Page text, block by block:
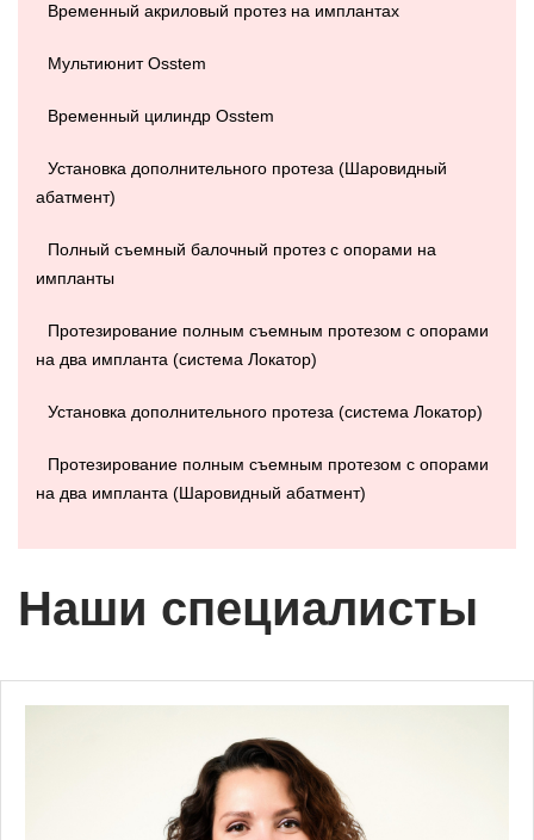
Временный акриловый протез на имплантах
Мультиюнит Osstem
Временный цилиндр Osstem
Установка дополнительного протеза (Шаровидный
абатмент)
Полный съемный балочный протез с опорами на
импланты
Протезирование полным съемным протезом с опорами
на два импланта (система Локатор)
Установка дополнительного протеза (система Локатор)
Протезирование полным съемным протезом с опорами
на два импланта (Шаровидный абатмент)
Наши специалисты